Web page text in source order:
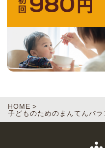
HOME
子どものためのまんてんバ